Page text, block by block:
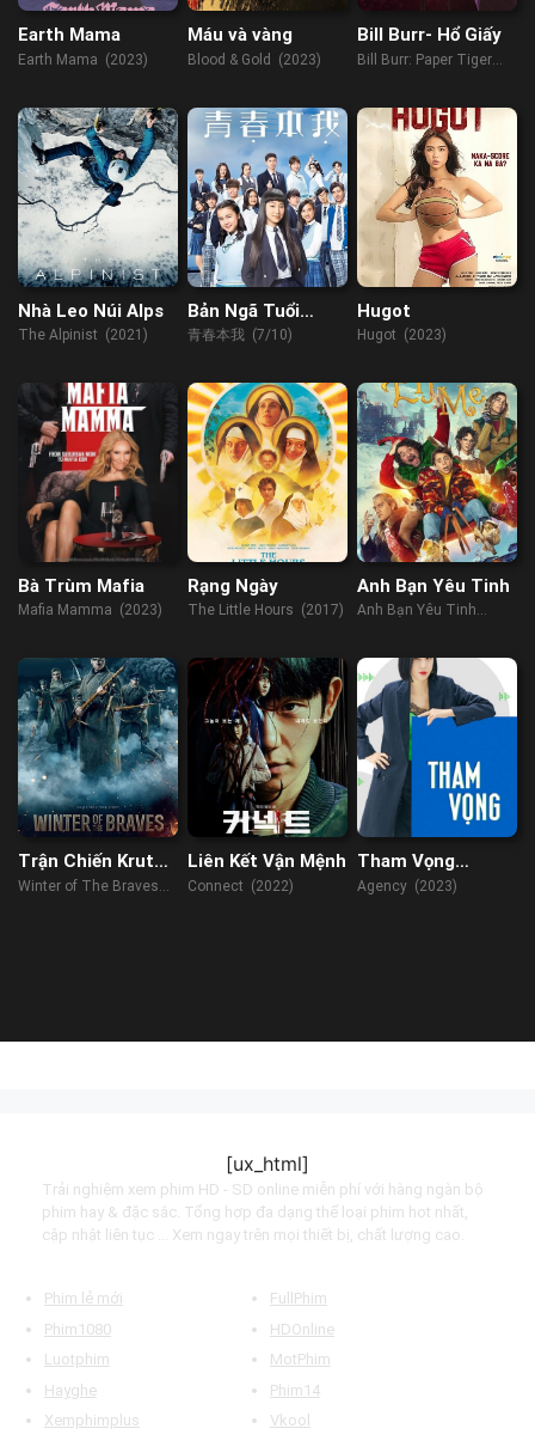
Earth Mama
Earth Mama (2023)
Máu và vàng
Blood & Gold (2023)
Bill Burr- Hổ Giấy
Bill Burr: Paper Tiger
Nhà Leo Núi Alps
The Alpinist (2021)
Bản Ngã Tuổi
Thanh Xuân
青春本我 (7/10)
Hugot
Hugot (2023)
Bà Trùm Mafia
Mafia Mamma (2023)
Rạng Ngày
The Little Hours (2017)
Anh Bạn Yêu Tinh
Anh Bạn Yêu Tinh
Trận Chiến Kruty
1918
Winter of The Braves
Liên Kết Vận Mệnh
Connect (2022)
Tham Vọng
(2023)
Agency (2023)